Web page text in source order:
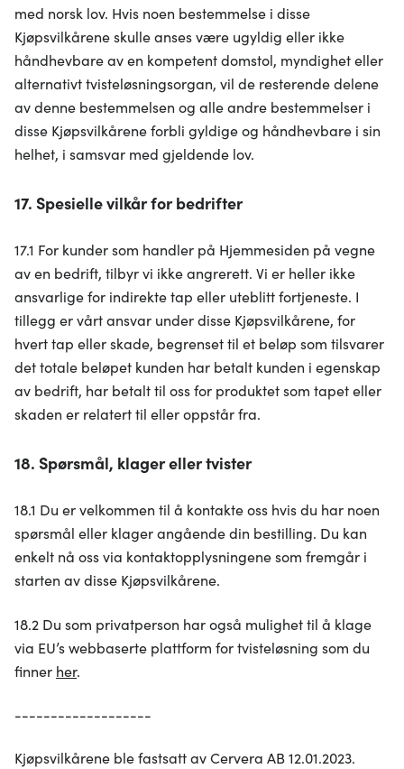
med norsk lov. Hvis noen bestemmelse i disse
Kjøpsvilkårene skulle anses være ugyldig eller ikke
håndhevbare av en kompetent domstol, myndighet eller
alternativt tvisteløsningsorgan, vil de resterende delene
av denne bestemmelsen og alle andre bestemmelser i
disse Kjøpsvilkårene forbli gyldige og håndhevbare i sin
helhet, i samsvar med gjeldende lov.
17. Spesielle vilkår for bedrifter
17.1 For kunder som handler på Hjemmesiden på vegne
av en bedrift, tilbyr vi ikke angrerett. Vi er heller ikke
ansvarlige for indirekte tap eller uteblitt fortjeneste. I
tillegg er vårt ansvar under disse Kjøpsvilkårene, for
hvert tap eller skade, begrenset til et beløp som tilsvarer
det totale beløpet kunden har betalt kunden i egenskap
av bedrift, har betalt til oss for produktet som tapet eller
skaden er relatert til eller oppstår fra.
18. Spørsmål, klager eller tvister
18.1 Du er velkommen til å kontakte oss hvis du har noen
spørsmål eller klager angående din bestilling. Du kan
enkelt nå oss via kontaktopplysningene som fremgår i
starten av disse Kjøpsvilkårene.
18.2 Du som privatperson har også mulighet til å klage
via EU’s webbaserte plattform for tvisteløsning som du
finner her.
-------------------
Kjøpsvilkårene ble fastsatt av Cervera AB 12.01.2023.